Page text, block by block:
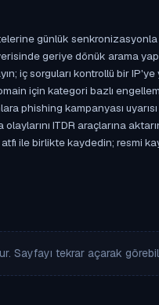
günlük
geriye dönük arama
iç sorguları kontrollü bir
için kategori bazlı
phishing kampanyası
ITDR araçlarına
ile birlikte kaydedin; resmi
Sayfayı tekrar açarak